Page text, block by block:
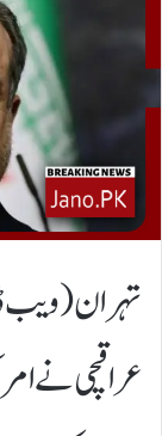
تہران(ویب
عراقچی نے